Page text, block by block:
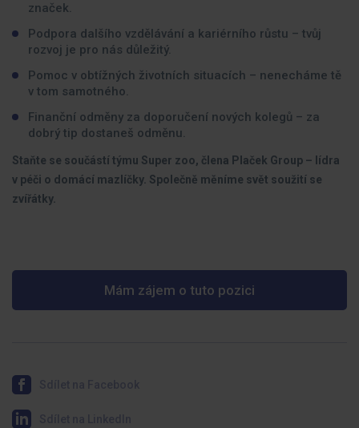
značek.
Podpora dalšího vzdělávání a kariérního růstu – tvůj
rozvoj je pro nás důležitý.
Pomoc v obtížných životních situacích – nenecháme tě
v tom samotného.
Finanční odměny za doporučení nových kolegů – za
dobrý tip dostaneš odměnu.
Staňte se součástí týmu Super zoo, člena Plaček Group – lídra
v péči o domácí mazlíčky. Společně měníme svět soužití se
zvířátky.
Mám zájem o tuto pozici